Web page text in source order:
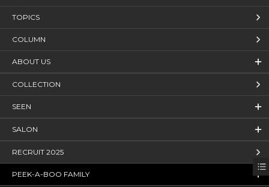
TOPICS
COLUMN
ABOUT US
COLLECTION
SEEN
SALON
RECRUIT 2025
PEEK-A-BOO FAMILY